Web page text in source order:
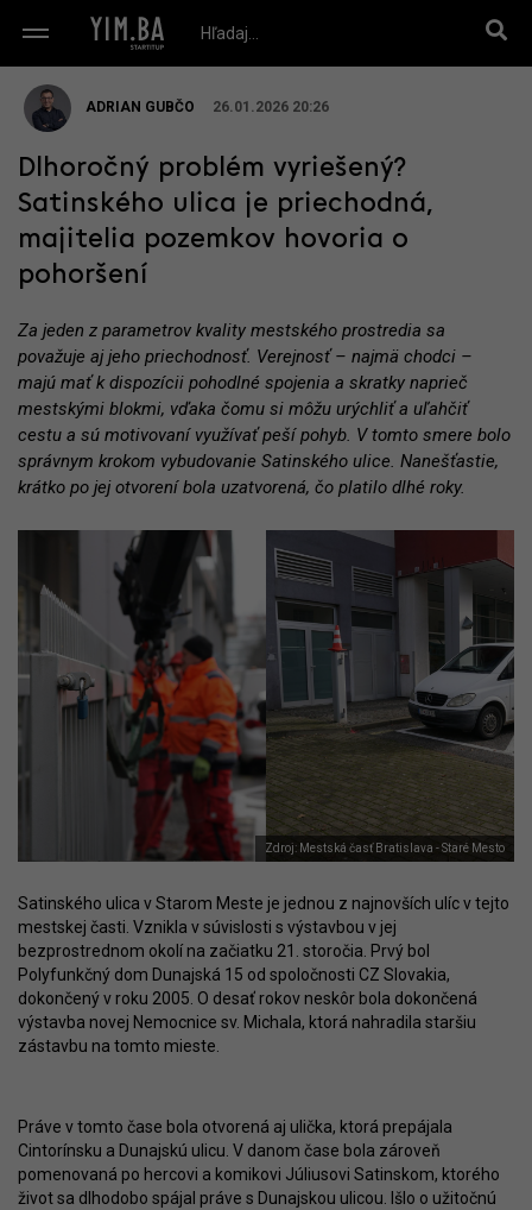
ADRIAN GUBČO 26.01.2026 20:26
Dlhoročný problém vyriešený?
Satinského ulica je priechodná,
majitelia pozemkov hovoria o
pohoršení
Za jeden z parametrov kvality mestského prostredia sa
považuje aj jeho priechodnosť. Verejnosť – najmä chodci –
majú mať k dispozícii pohodlné spojenia a skratky naprieč
mestskými blokmi, vďaka čomu si môžu urýchliť a uľahčiť
cestu a sú motivovaní využívať peší pohyb. V tomto smere bolo
správnym krokom vybudovanie Satinského ulice. Nanešťastie,
krátko po jej otvorení bola uzatvorená, čo platilo dlhé roky.
Zdroj: Mestská časť Bratislava - Staré Mesto
Satinského ulica v Starom Meste je jednou z najnovších ulíc v tejto
mestskej časti. Vznikla v súvislosti s výstavbou v jej
bezprostrednom okolí na začiatku 21. storočia. Prvý bol
Polyfunkčný dom Dunajská 15 od spoločnosti CZ Slovakia,
dokončený v roku 2005. O desať rokov neskôr bola dokončená
výstavba novej Nemocnice sv. Michala, ktorá nahradila staršiu
zástavbu na tomto mieste.
Práve v tomto čase bola otvorená aj ulička, ktorá prepájala
Cintorínsku a Dunajskú ulicu. V danom čase bola zároveň
pomenovaná po hercovi a komikovi Júliusovi Satinskom, ktorého
život sa dlhodobo spájal práve s Dunajskou ulicou. Išlo o užitočnú